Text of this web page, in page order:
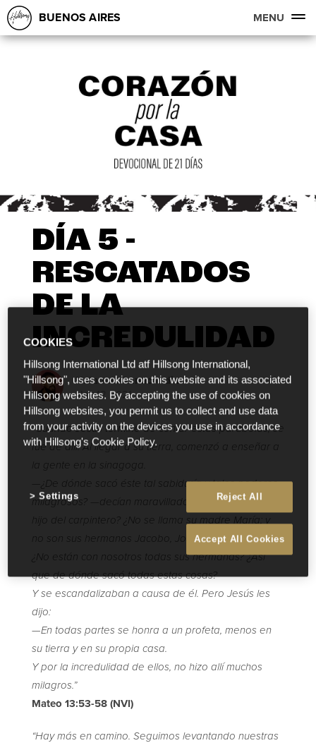
BUENOS AIRES MENU
DÍA 5 -
RESCATADOS
DE LA
INCREDULIDAD
Natanael Annacondia
Nov 12 2021
“Cuando Jesús terminó de contar estas parábolas, se
fue de allí. Al llegar a su tierra, comenzó a enseñar a
la gente en la sinagoga.
—¿De dónde sacó éste tal sabiduría y tales poderes
milagrosos? —decían maravillados—. ¿No es acaso el
hijo del carpintero? ¿No se llama su madre María; y
no son sus hermanos Jacobo, José, Simón y Judas?
¿No están con nosotros todas sus hermanas? ¿Así
que de dónde sacó todas estas cosas?
Y se escandalizaban a causa de él. Pero Jesús les
dijo:
—En todas partes se honra a un profeta, menos en
su tierra y en su propia casa.
Y por la incredulidad de ellos, no hizo allí muchos
milagros.”
Mateo 13:53-58 (NVI)
“Hay más en camino. Seguimos levantando nuestras
COOKIES
Hillsong International Ltd atf Hillsong International,
"Hillsong", uses cookies on this website and its associated
Hillsong websites. By accepting the use of cookies on
Hillsong websites, you permit us to collect and use data
from your activity on the devices you use in accordance
with Hillsong's Cookie Policy.
Reject All
Accept All Cookies
Settings